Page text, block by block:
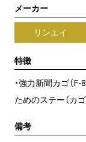
メーカー
リンエイ
特徴
・強力新聞カゴ（
ためのステー（カゴ
備考